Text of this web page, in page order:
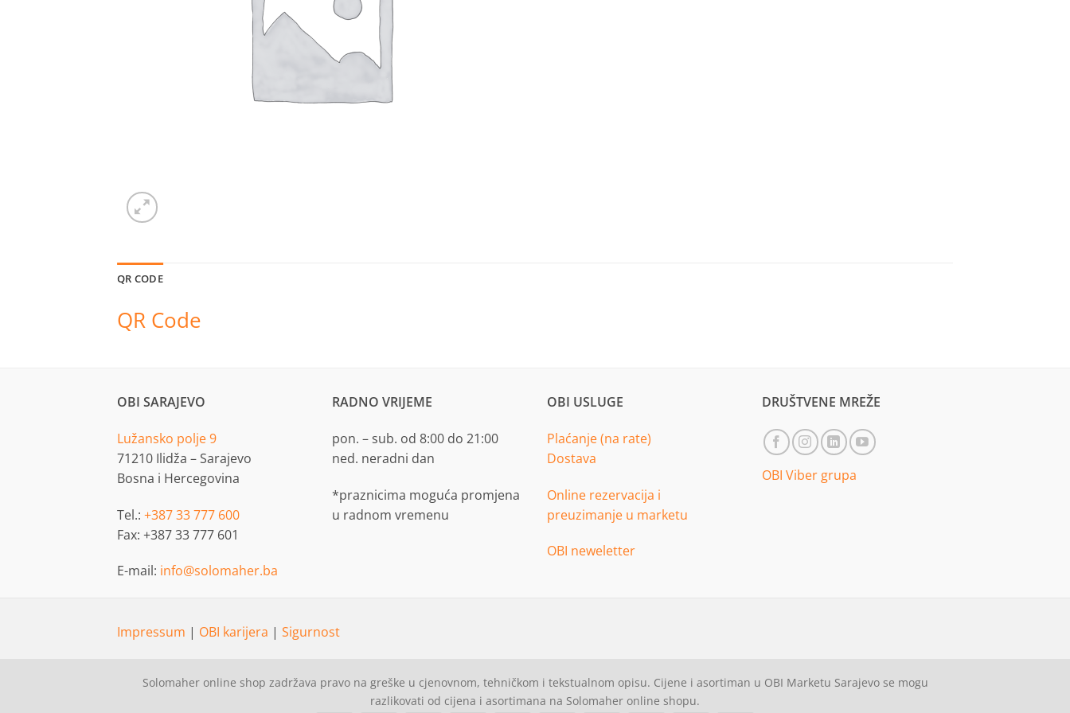
QR CODE
QR Code
OBI SARAJEVO
Lužansko polje 9
71210 Ilidža – Sarajevo
Bosna i Hercegovina
Tel.: +387 33 777 600
Fax: +387 33 777 601
E-mail: info@solomaher.ba
RADNO VRIJEME
pon. – sub. od 8:00 do 21:00
ned. neradni dan
*praznicima moguća promjena
u radnom vremenu
OBI USLUGE
Plaćanje (na rate)
Dostava
Online rezervacija i
preuzimanje u marketu
OBI neweletter
DRUŠTVENE MREŽE
OBI Viber grupa
Impressum | OBI karijera | Sigurnost
Solomaher online shop zadržava pravo na greške u cjenovnom, tehničkom i tekstualnom opisu. Cijene i asortiman u OBI Marketu Sarajevo se mogu
razlikovati od cijena i asortimana na Solomaher online shopu.